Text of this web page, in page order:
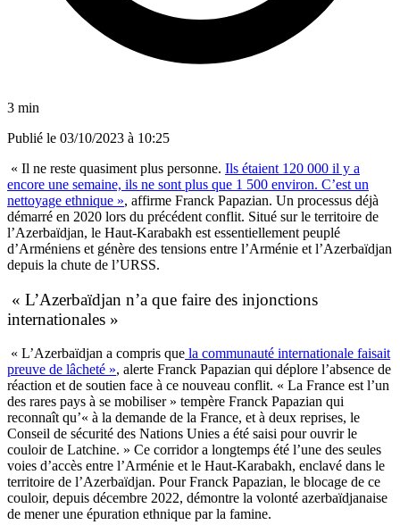
3 min
Publié le 03/10/2023 à 10:25
« Il ne reste quasiment plus personne. Ils étaient 120 000 il y a
encore une semaine, ils ne sont plus que 1 500 environ. C’est un
nettoyage ethnique », affirme Franck Papazian. Un processus déjà
démarré en 2020 lors du précédent conflit. Situé sur le territoire de
l’Azerbaïdjan, le Haut-Karabakh est essentiellement peuplé
d’Arméniens et génère des tensions entre l’Arménie et l’Azerbaïdjan
depuis la chute de l’URSS.
« L’Azerbaïdjan n’a que faire des injonctions
internationales »
« L’Azerbaïdjan a compris que la communauté internationale faisait
preuve de lâcheté », alerte Franck Papazian qui déplore l’absence de
réaction et de soutien face à ce nouveau conflit. « La France est l’un
des rares pays à se mobiliser » tempère Franck Papazian qui
reconnaît qu’« à la demande de la France, et à deux reprises, le
Conseil de sécurité des Nations Unies a été saisi pour ouvrir le
couloir de Latchine. » Ce corridor a longtemps été l’une des seules
voies d’accès entre l’Arménie et le Haut-Karabakh, enclavé dans le
territoire de l’Azerbaïdjan. Pour Franck Papazian, le blocage de ce
couloir, depuis décembre 2022, démontre la volonté azerbaïdjanaise
de mener une épuration ethnique par la famine.